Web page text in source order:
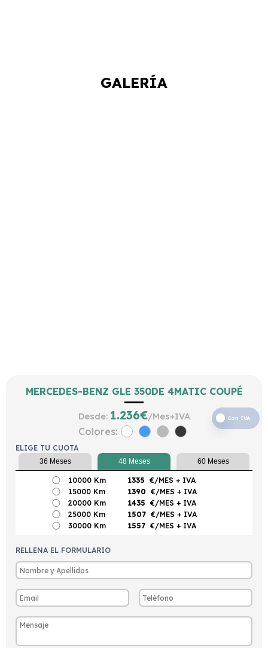
GALERÍA
MERCEDES-BENZ GLE 350DE 4MATIC COUPÉ
Desde: 1.236€/Mes+IVA Con IVA
Colores:
ELIGE TU CUOTA
36 Meses 48 Meses 60 Meses
10000 Km 1335 €/MES + IVA
15000 Km
1390 €/MES + IVA
20000 Km
1435 €/MES + IVA
25000 Km
1507 €/MES + IVA
30000 Km
1557 €/MES + IVA
RELLENA EL FORMULARIO